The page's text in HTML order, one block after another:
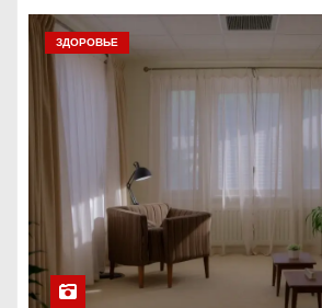
ЗДОРОВЬЕ